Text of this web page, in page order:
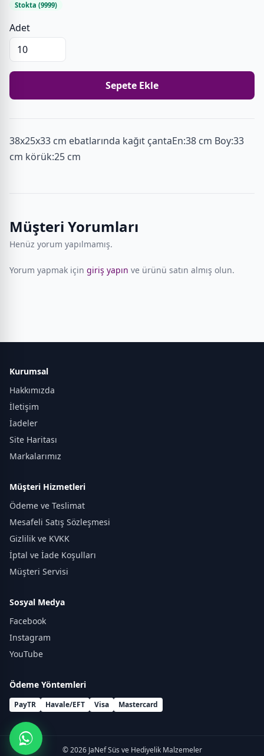
Stokta (9999)
Adet
Sepete Ekle
38x25x33 cm ebatlarında kağıt çantaEn:38 cm Boy:33
cm körük:25 cm
Müşteri Yorumları
Henüz yorum yapılmamış.
Yorum yapmak için giriş yapın ve ürünü satın almış olun.
Kurumsal
Hakkımızda
İletişim
İadeler
Site Haritası
Markalarımız
Müşteri Hizmetleri
Ödeme ve Teslimat
Mesafeli Satış Sözleşmesi
Gizlilik ve KVKK
İptal ve İade Koşulları
Müşteri Servisi
Sosyal Medya
Facebook
Instagram
YouTube
Ödeme Yöntemleri
PayTR Havale/EFT Visa Mastercard
© 2026 JaNef Süs ve Hediyelik Malzemeler